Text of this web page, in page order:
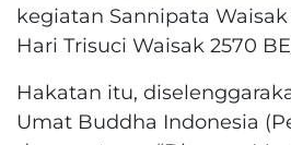
kegiatan Sannipata
Hari Trisuci Waisak 2570
Hakatan itu,
Umat Buddha Indonesia